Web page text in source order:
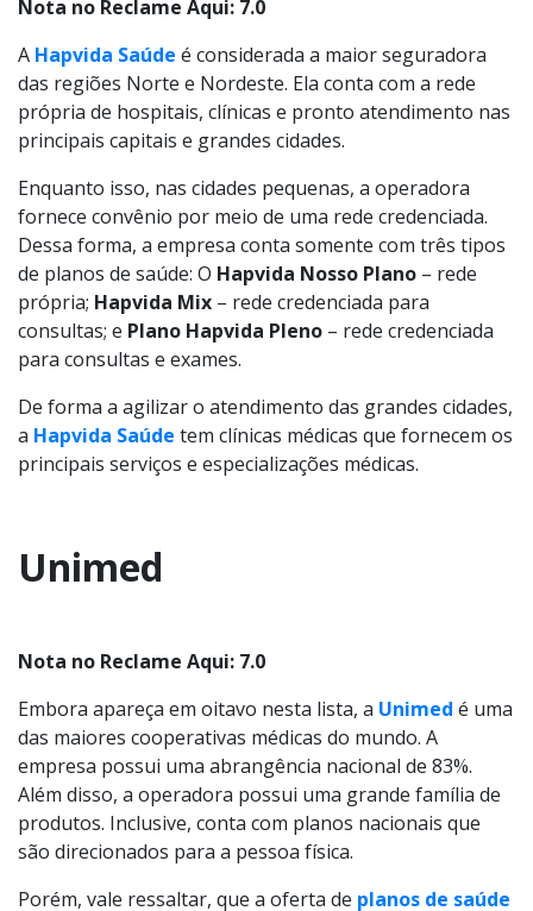
Nota no Reclame Aqui: 7.0
A Hapvida Saúde é considerada a maior seguradora
das regiões Norte e Nordeste. Ela conta com a rede
própria de hospitais, clínicas e pronto atendimento nas
principais capitais e grandes cidades.
Enquanto isso, nas cidades pequenas, a operadora
fornece convênio por meio de uma rede credenciada.
Dessa forma, a empresa conta somente com três tipos
de planos de saúde: O Hapvida Nosso Plano – rede
própria; Hapvida Mix – rede credenciada para
consultas; e Plano Hapvida Pleno – rede credenciada
para consultas e exames.
De forma a agilizar o atendimento das grandes cidades,
a Hapvida Saúde tem clínicas médicas que fornecem os
principais serviços e especializações médicas.
Unimed
Nota no Reclame Aqui: 7.0
Embora apareça em oitavo nesta lista, a Unimed é uma
das maiores cooperativas médicas do mundo. A
empresa possui uma abrangência nacional de 83%.
Além disso, a operadora possui uma grande família de
produtos. Inclusive, conta com planos nacionais que
são direcionados para a pessoa física.
Porém, vale ressaltar, que a oferta de planos de saúde